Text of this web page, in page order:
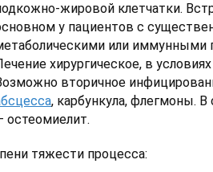
жировой клетчатки.
у пациентов с
или иммунными
хирургическое, в
вторичное
, карбункула, флегмоны.
остеомиелит.
тяжести процесса: